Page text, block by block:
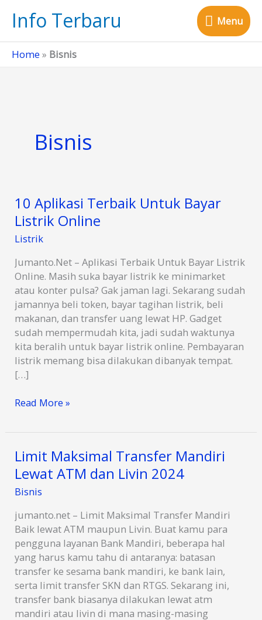
Info Terbaru Menu
Menu
Home » Bisnis
Bisnis
10 Aplikasi Terbaik Untuk Bayar
Listrik Online
Listrik
Jumanto.Net – Aplikasi Terbaik Untuk Bayar Listrik
Online. Masih suka bayar listrik ke minimarket
atau konter pulsa? Gak jaman lagi. Sekarang sudah
jamannya beli token, bayar tagihan listrik, beli
makanan, dan transfer uang lewat HP. Gadget
sudah mempermudah kita, jadi sudah waktunya
kita beralih untuk bayar listrik online. Pembayaran
listrik memang bisa dilakukan dibanyak tempat.
[…]
10
Terbaik
Bayar
Listrik
Online
Read More »
Limit Maksimal Transfer Mandiri
Lewat ATM dan Livin 2024
Bisnis
jumanto.net – Limit Maksimal Transfer Mandiri
Baik lewat ATM maupun Livin. Buat kamu para
pengguna layanan Bank Mandiri, beberapa hal
yang harus kamu tahu di antaranya: batasan
transfer ke sesama bank mandiri, ke bank lain,
serta limit transfer SKN dan RTGS. Sekarang ini,
transfer bank biasanya dilakukan lewat atm
mandiri atau livin di mana masing-masing